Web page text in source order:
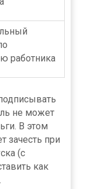
работника
не может
В этом
зачесть при
(с
как